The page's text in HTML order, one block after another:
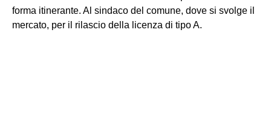
forma itinerante. Al sindaco del comune, dove si svolge il
mercato, per il rilascio della licenza di tipo A.